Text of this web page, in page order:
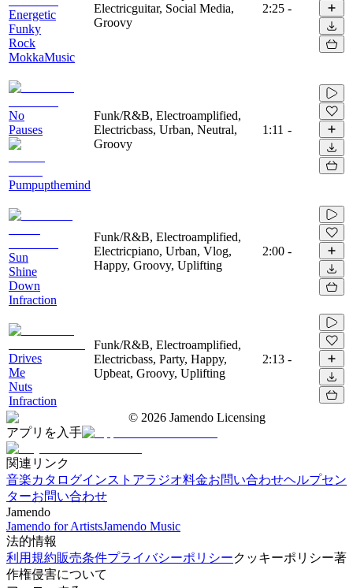
Energetic
Funky
Rock
MokkaMusic
Electricguitar, Social Media,
Groovy
2:25 -
No
Pauses
Pumpupthemind
Funk/R&B, Electroamplified,
Electricbass, Urban, Neutral,
Groovy
1:11 -
Sun
Shine
Down
Infraction
Funk/R&B, Electroamplified,
Electricpiano, Urban, Vlog,
Happy, Groovy, Uplifting
2:00 -
Drives
Me
Nuts
Infraction
Funk/R&B, Electroamplified,
Electricbass, Party, Happy,
Upbeat, Groovy, Uplifting
2:13 -
© 2026 Jamendo Licensing
アプリを入手
関連リンク
音楽カタログインストアラジオ料金お問い合わせヘルプセン
ターお問い合わせ
Jamendo
Jamendo for ArtistsJamendo Music
法的情報
利用規約販売条件プライバシーポリシークッキーポリシー著
作権侵害について